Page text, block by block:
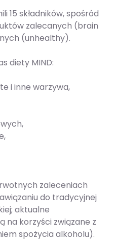
15 składników, spośród
zalecanych (brain
(unhealthy).
diety MIND:
i inne warzywa,
zaleceniach
do tradycyjnej
aktualne
na korzyści związane z
spożycia alkoholu).